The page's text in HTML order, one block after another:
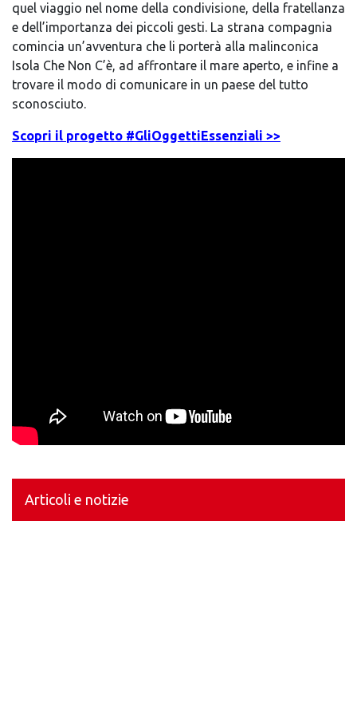
quel viaggio nel nome della condivisione, della fratellanza
e dell’importanza dei piccoli gesti. La strana compagnia
comincia un’avventura che li porterà alla malinconica
Isola Che Non C’è, ad affrontare il mare aperto, e infine a
trovare il modo di comunicare in un paese del tutto
sconosciuto.
Scopri il progetto #GliOggettiEssenziali >>
Articoli e notizie